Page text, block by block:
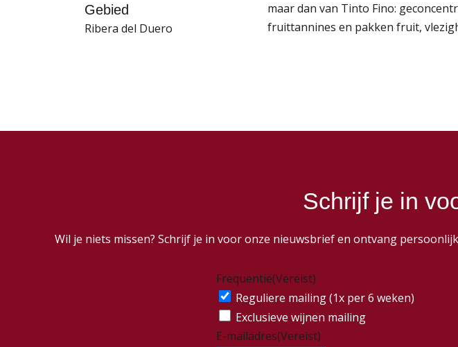
Gebied
Ribera del Duero
maar dan van Tinto Fino:
fruittannines en pakken fruit,
Schrijf je in
Wil je niets missen? Schrijf je in voor onze nieuwsbrief en ontvang
Frequentie(Vereist)
Reguliere mailing (1x per 6 weken)
Exclusieve wijnen mailing
E-mailadres(Vereist)